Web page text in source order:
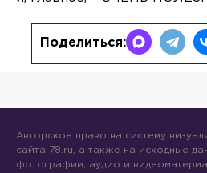
Поделиться:
Авторское право на систему
сайта 78.ru, а также на исходные
фотографии, аудио и